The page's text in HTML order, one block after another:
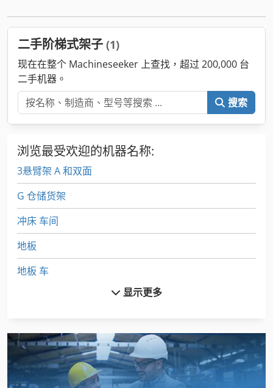
二手阶梯式架子 (1)
现在在整个 Machineseeker 上查找，超过 200,000 台
二手机器。
搜索
浏览最受欢迎的机器名称:
3悬臂架 A 和双面
G 仓储货架
冲床 车间
地板
地板 车
平台
平台 秤
显示更多